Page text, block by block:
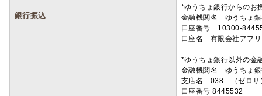
銀行振込
*ゆうちょ銀行からのお
金融機関名 ゆうちょ
口座番号 10300-
口座名 有限会社アフ
*ゆうちょ銀行以外の金
金融機関名 ゆうちょ
支店名 038 （ゼロサ
口座番号 8445532